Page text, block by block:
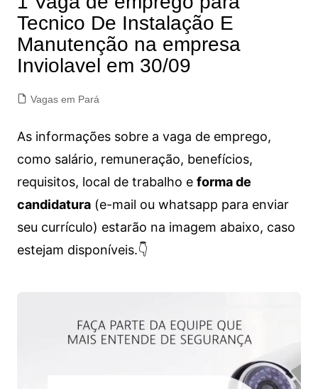
Tecnico De Instalação E
Manutenção na empresa
Inviolavel em 30/09
Vagas em Pará
As informações sobre a vaga de emprego,
como salário, remuneração, benefícios,
requisitos, local de trabalho e forma de
candidatura(e-mail ou whatsapp para enviar
seu currículo) estarão na imagem abaixo, caso
estejam disponíveis.👇